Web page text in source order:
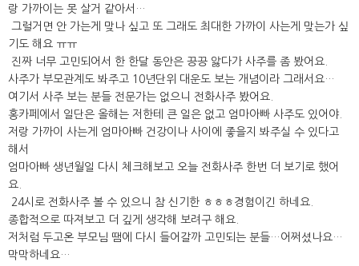
랑 가까이는 못 살거 같아서…
그럴거면 안 가는게 맞나 싶고 또 그래도 최대한 가까이 사는게 맞는가 싶
기도 해요 ㅠㅠ
진짜 너무 고민되어서 한 한달 동안은 끙끙 앓다가 사주를 좀 봤어요.
사주가 부모관계도 봐주고 10년단위 대운도 보는 개념이라 그래서요…
여기서 사주 보는 분들 전문가는 없으니 전화사주 봤어요.
홍카페에서 일단은 올해는 저한테 큰 일은 없고 엄마아빠 사주도 있어야.
저랑 가까이 사는게 엄마아빠 건강이나 사이에 좋을지 봐주실 수 있다고
해서
엄마아빠 생년월일 다시 체크해보고 오늘 전화사주 한번 더 보기로 했어
요.
24시로 전화사주 볼 수 있으니 참 신기한 ㅎㅎㅎ경험이긴 하네요.
종합적으로 따져보고 더 깊게 생각해 보려구 해요.
저처럼 두고온 부모님 땜에 다시 들어갈까 고민되는 분들…어쩌셨나요…
막막하네요…